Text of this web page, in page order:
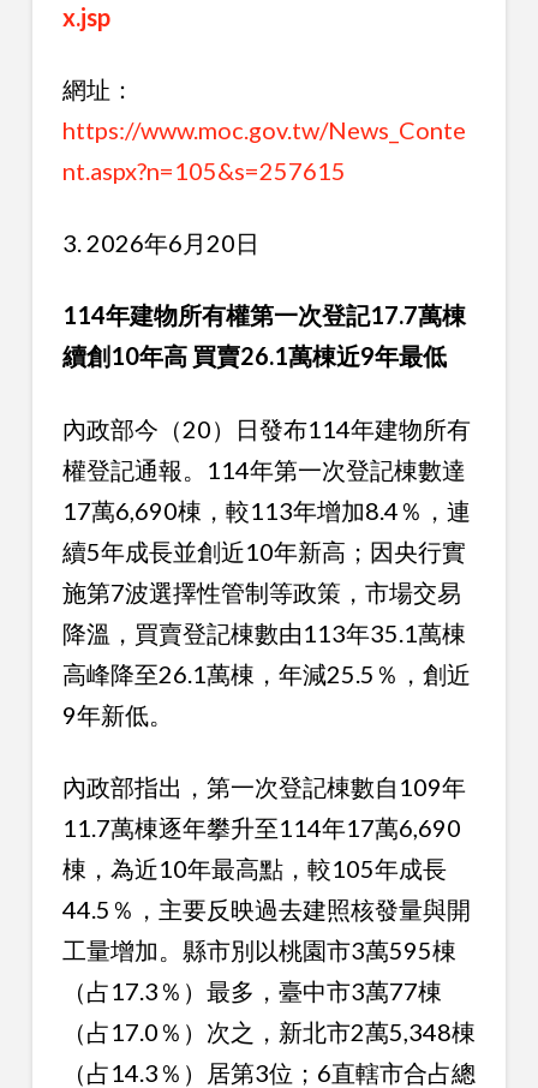
x.jsp
網址：
https://www.moc.gov.tw/News_Conte
nt.aspx?n=105&s=257615
3. 2026年6月20日
114年建物所有權第一次登記17.7萬棟
續創10年高 買賣26.1萬棟近9年最低
內政部今（20）日發布114年建物所有
權登記通報。114年第一次登記棟數達
17萬6,690棟，較113年增加8.4％，連
續5年成長並創近10年新高；因央行實
施第7波選擇性管制等政策，市場交易
降溫，買賣登記棟數由113年35.1萬棟
高峰降至26.1萬棟，年減25.5％，創近
9年新低。
內政部指出，第一次登記棟數自109年
11.7萬棟逐年攀升至114年17萬6,690
棟，為近10年最高點，較105年成長
44.5％，主要反映過去建照核發量與開
工量增加。縣市別以桃園市3萬595棟
（占17.3％）最多，臺中市3萬77棟
（占17.0％）次之，新北市2萬5,348棟
（占14.3％）居第3位；6直轄市合占總